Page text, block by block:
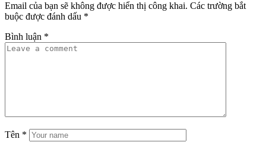
Email của bạn sẽ không được hiển thị công khai. Các trường bắt
buộc được đánh dấu *
Bình luận *
Tên *